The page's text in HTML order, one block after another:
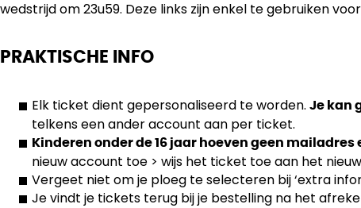
wedstrijd om 23u59. Deze links zijn enkel te gebruiken
PRAKTISCHE INFO
Elk ticket dient gepersonaliseerd te worden. Je kan
telkens een ander account aan per ticket.
Kinderen onder de 16 jaar hoeven geen
nieuw account toe > wijs het ticket toe aan het
Vergeet niet om je ploeg te selecteren bij ‘extra
Je vindt je tickets terug bij je bestelling na het